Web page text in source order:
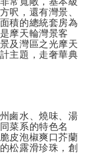
呎，還有灣景、
積的總統套房為
摩天輪灣景客
及灣區之光摩天
主題，走奢華典
鹵水、燒味、湯
菜系的特色名
皮泡椒爽口芥蘭
松露滑珍珠，創